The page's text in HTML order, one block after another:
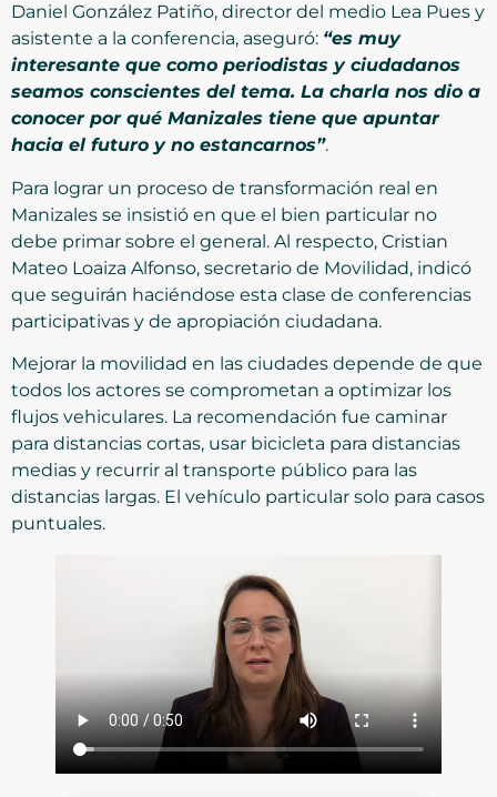
Daniel González Patiño, director del medio Lea Pues y
asistente a la conferencia, aseguró: “es muy
interesante que como periodistas y ciudadanos
seamos conscientes del tema. La charla nos dio a
conocer por qué Manizales tiene que apuntar
hacia el futuro y no estancarnos”.
Para lograr un proceso de transformación real en
Manizales se insistió en que el bien particular no
debe primar sobre el general. Al respecto, Cristian
Mateo Loaiza Alfonso, secretario de Movilidad, indicó
que seguirán haciéndose esta clase de conferencias
participativas y de apropiación ciudadana.
Mejorar la movilidad en las ciudades depende de que
todos los actores se comprometan a optimizar los
flujos vehiculares. La recomendación fue caminar
para distancias cortas, usar bicicleta para distancias
medias y recurrir al transporte público para las
distancias largas. El vehículo particular solo para casos
puntuales.